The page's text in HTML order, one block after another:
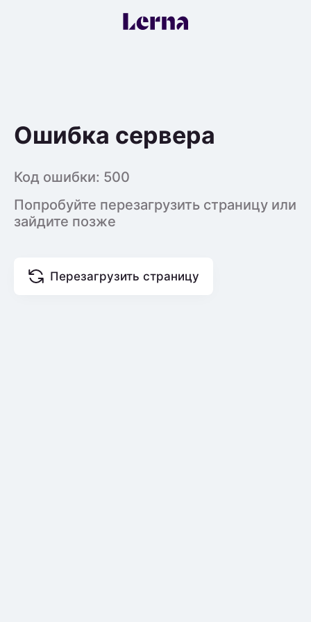
Ошибка сервера
Код ошибки: 500
Попробуйте перезагрузить страницу или
зайдите позже
Перезагрузить страницу